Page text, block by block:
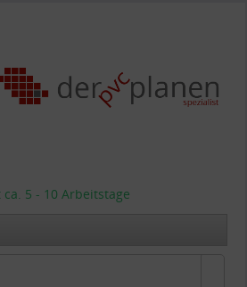
5 - 10 Arbeitstage